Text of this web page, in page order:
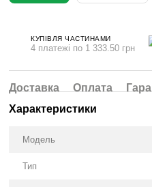
КУПІВЛЯ ЧАСТИНАМИ
4 платежі по 1 333.50 грн
Доставка Оплата
Характеристики
Модель
Тип